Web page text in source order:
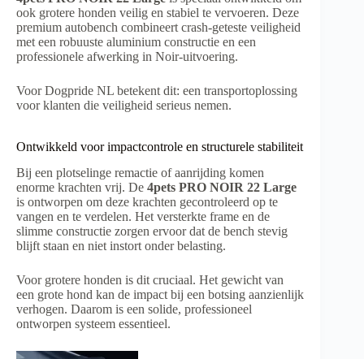
ook grotere honden veilig en stabiel te vervoeren. Deze
premium autobench combineert crash-geteste veiligheid
met een robuuste aluminium constructie en een
professionele afwerking in Noir-uitvoering.
Voor Dogpride NL betekent dit: een transportoplossing
voor klanten die veiligheid serieus nemen.
Ontwikkeld voor impactcontrole en structurele stabiliteit
Bij een plotselinge remactie of aanrijding komen
enorme krachten vrij. De 4pets PRO NOIR 22 Large
is ontworpen om deze krachten gecontroleerd op te
vangen en te verdelen. Het versterkte frame en de
slimme constructie zorgen ervoor dat de bench stevig
blijft staan en niet instort onder belasting.
Voor grotere honden is dit cruciaal. Het gewicht van
een grote hond kan de impact bij een botsing aanzienlijk
verhogen. Daarom is een solide, professioneel
ontworpen systeem essentieel.